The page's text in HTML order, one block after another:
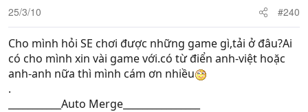
25/3/10 #240
Cho mình hỏi SE chơi được những game gì,tải ở đâu?Ai
có cho mình xin vài game với.có từ điển anh-việt hoặc
anh-anh nữa thì mình cám ơn nhiều
.
___________Auto Merge________________